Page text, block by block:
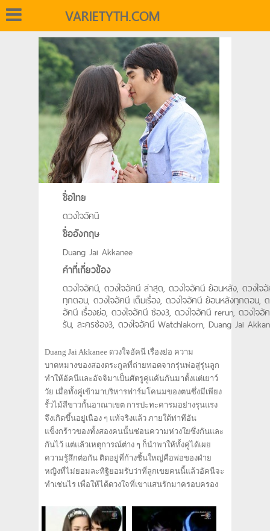
VARIETYTH.COM
ชื่อไทย
ดวงใจอัคนี
ชื่ออังกฤษ
Duang Jai Akkanee
คำที่เกี่ยวข้อง
ดวงใจอัคนี, ดวงใจอัคนี ล่าสุด, ดวงใจอัคนี ย้อนหลัง, ดวงใจ
ทุกตอน, ดวงใจอัคนี เต็มเรื่อง, ดวงใจอัคนี ย้อนหลังทุกตอน, ด
อัคนี เรื่องย่อ, ดวงใจอัคนี ช่อง3, ดวงใจอัคนี rerun, ดวงใจอั
รัน, ละครช่อง3, ดวงใจอัคนี Watchlakorn, Duang Jai
Duang Jai Akkanee ดวงใจอัคนี เรื่องย่อ ความ
บาดหมางของสองตระกูลที่ถ่ายทอดจากรุ่นพ่อสู่รุ่นลูก
ทำให้อัคนีและอัจจิมาเป็นศัตรูคู่แค้นกันมาตั้งแต่เยาว์
วัย เมื่อทั้งคู่เข้ามาบริหารฟาร์มโคนมของตนซึ่งมีเพียง
รั้วไม้สีขาวกั้นอาณาเขต การปะทะคารมอย่างรุนแรง
จึงเกิดขึ้นอยู่เนือง ๆ แท้จริงแล้ว ภายใต้ท่าทีอัน
แข็งกร้าวของทั้งสองคนนั้นซ่อนความห่วงใยซึ่งกันและ
กันไว้ แต่แล้วเหตุการณ์ต่าง ๆ ก็นำพาให้ทั้งคู่ได้เผย
ความรู้สึกต่อกัน ติดอยู่ที่ก้างชิ้นใหญ่คือพ่อของฝ่าย
หญิงที่ไม่ยอมละทิฐิยอมรับว่าที่ลูกเขยคนนี้แล้วอัคนีจะ
ทำเช่นไร เพื่อให้ได้ดวงใจที่เขาแสนรักมาครอบครอง